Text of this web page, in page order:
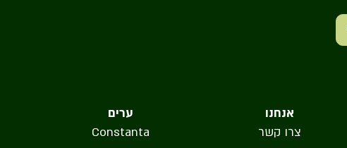
אנחנו
צרו קשר
ערים
Constanta